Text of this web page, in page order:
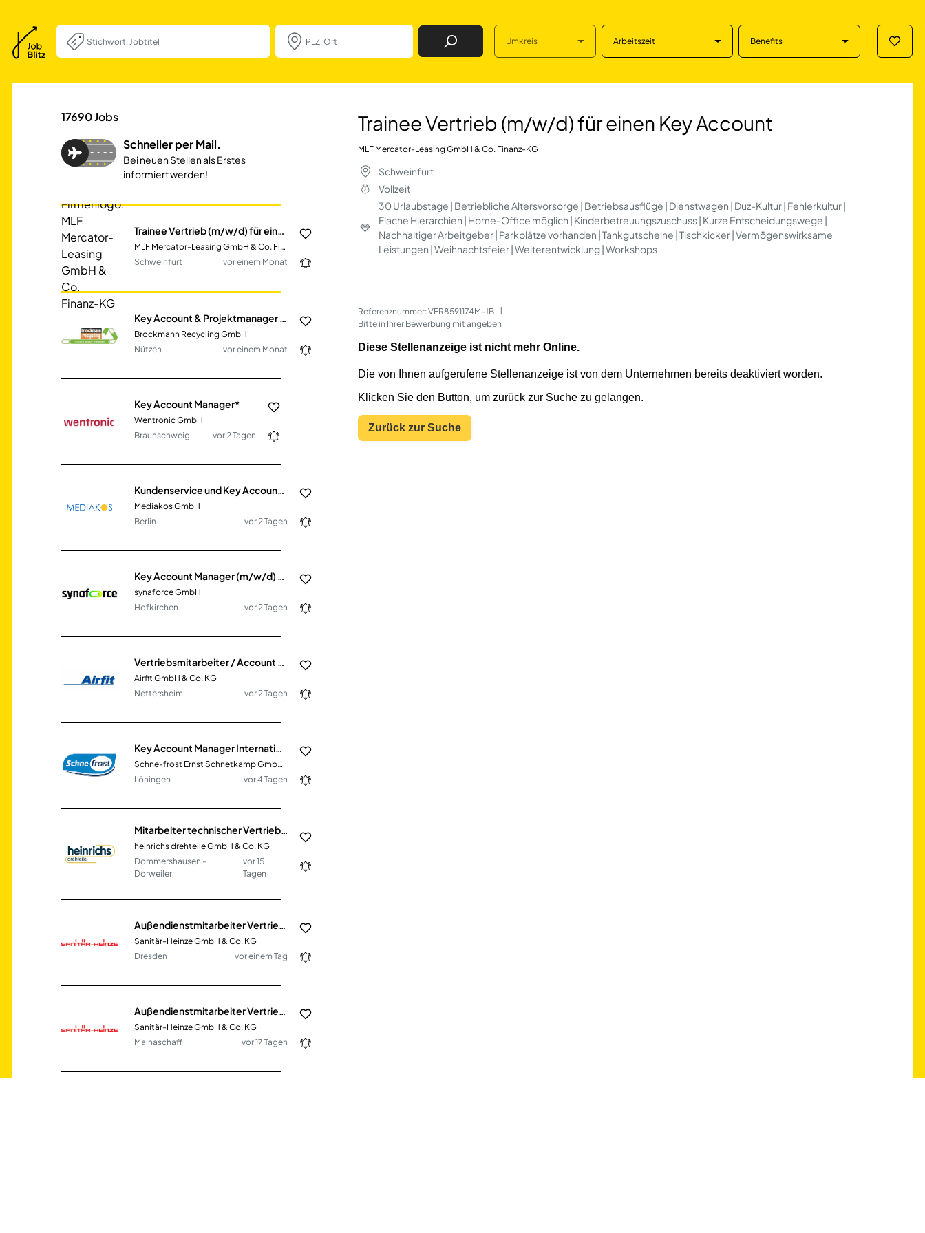
Job Finden Umkreis Arbeitszeit Benefits
Trainee Vertrieb (m/w/d) für einen Key Account in
17690Jobs
Schneller per Mail.
Bei neuen Stellen als Erstes
informiert werden!
Trainee Vertrieb (m/w/d) für einen Key Account
MLF Mercator-Leasing GmbH & Co. Finanz-KG
Schweinfurt
vor einem Monat
Brockmann Recycling GmbH
Nützen
vor einem Monat
Key Account Manager*
Wentronic GmbH
Braunschweig
vor 2 Tagen
Kundenservice und Key Account Support (m/w/d)
Mediakos GmbH
Berlin
vor 2 Tagen
synaforce GmbH
Hofkirchen
vor 2 Tagen
Airfit GmbH & Co. KG
Nettersheim
vor 2 Tagen
Key Account Manager International (m/w/d)
Schne-frost Ernst Schnetkamp GmbH & Co. KG
Löningen
vor 4 Tagen
Mitarbeiter technischer Vertrieb - Angebots- und Projektwesen (m/w/d)
heinrichs drehteile GmbH & Co. KG
Dommershausen -
Dorweiler
vor 15
Tagen
Sanitär-Heinze GmbH & Co. KG
Dresden
vor einem Tag
Sanitär-Heinze GmbH & Co. KG
Mainaschaff
vor 17 Tagen
Trainee Vertrieb (m/w/d) für einen Key Account
MLF Mercator-Leasing GmbH & Co. Finanz-KG
Schweinfurt
Vollzeit
30 Urlaubstage | Betriebliche Altersvorsorge | Betriebsausflüge | Dienstwagen | Duz-Kultur | Fehlerkultur |
Flache Hierarchien | Home-Office möglich | Kinderbetreuungszuschuss | Kurze Entscheidungswege |
Nachhaltiger Arbeitgeber | Parkplätze vorhanden | Tankgutscheine | Tischkicker | Vermögenswirksame
Leistungen | Weihnachtsfeier | Weiterentwicklung | Workshops
Referenznummer: VER8591174M-JB
Bitte in Ihrer Bewerbung mit angeben